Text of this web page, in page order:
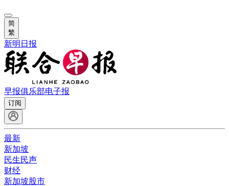
简
繁
新明日报
早报俱乐部电子报
订阅
最新
新加坡
民生民声
财经
新加坡股市